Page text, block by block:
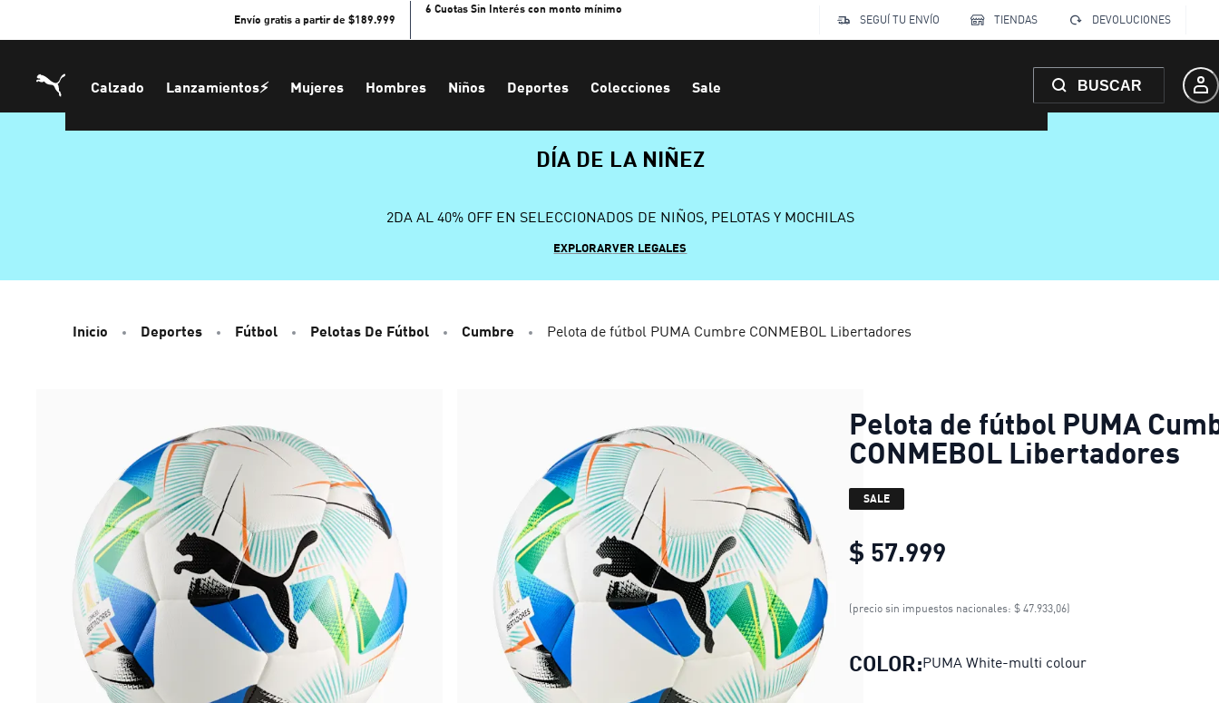
Envío gratis a partir de $189.999
6 Cuotas Sin Interés con monto mínimo
SEGUÍ TU ENVÍO
TIENDAS DEVOLUCIONES
Calzado Lanzamientos⚡ Mujeres Hombres Niños Deportes Colecciones Sale BUSCAR
DÍA DE LA NIÑEZ
2DA AL 40% OFF EN SELECCIONADOS DE NIÑOS, PELOTAS Y MOCHILAS
EXPLORARVER LEGALES
Inicio Deportes Fútbol Pelotas De Fútbol Cumbre Pelota de fútbol PUMA Cumbre CONMEBOL Libertadores
Pelota de fútbol PUMA
CONMEBOL Libertadores
SALE
$ 57.999
Pelota de fútbol PUMA
(precio sin impuestos nacionales: $ 47.933,06)
COLOR:PUMA White-multi colour